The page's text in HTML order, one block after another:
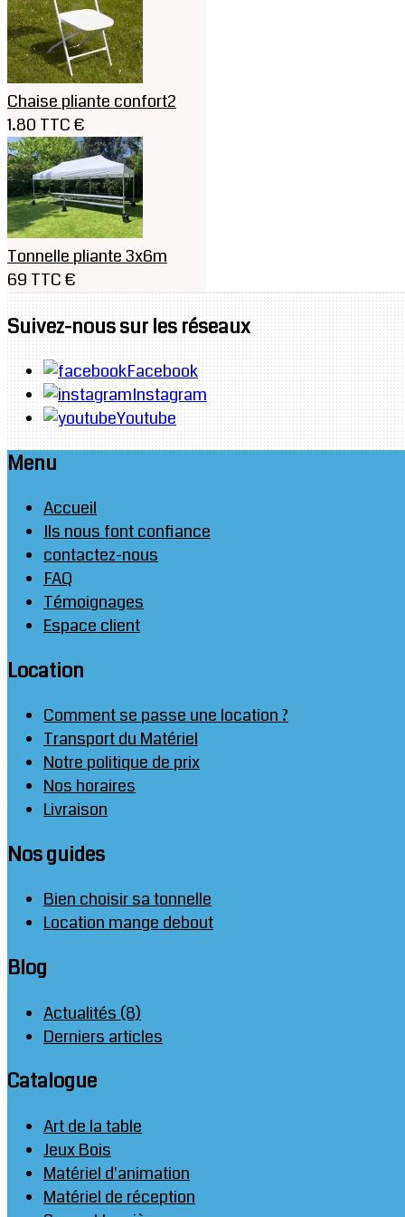
Chaise pliante confort2
1.80 TTC €
Tonnelle pliante 3x6m
69 TTC €
Suivez-nous sur les réseaux
Facebook
Instagram
Youtube
Menu
Accueil
Ils nous font confiance
contactez-nous
FAQ
Témoignages
Espace client
Location
Comment se passe une location ?
Transport du Matériel
Notre politique de prix
Nos horaires
Livraison
Nos guides
Bien choisir sa tonnelle
Location mange debout
Blog
Actualités (8)
Derniers articles
Catalogue
Art de la table
Jeux Bois
Matériel d'animation
Matériel de réception